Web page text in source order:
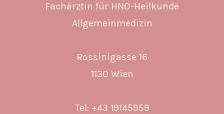
Fachärztin für HNO-Heilkunde
Allgemeinmedizin
Rossinigasse 16
1130 Wien
Tel: +43 19145959